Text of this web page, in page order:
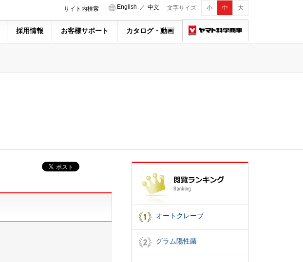
文字サイズ 小 中 大
English ／ 中文
サイト内検索
採用情報 お客様サポート カタログ・動画
オートクレーブ
グラム陽性菌